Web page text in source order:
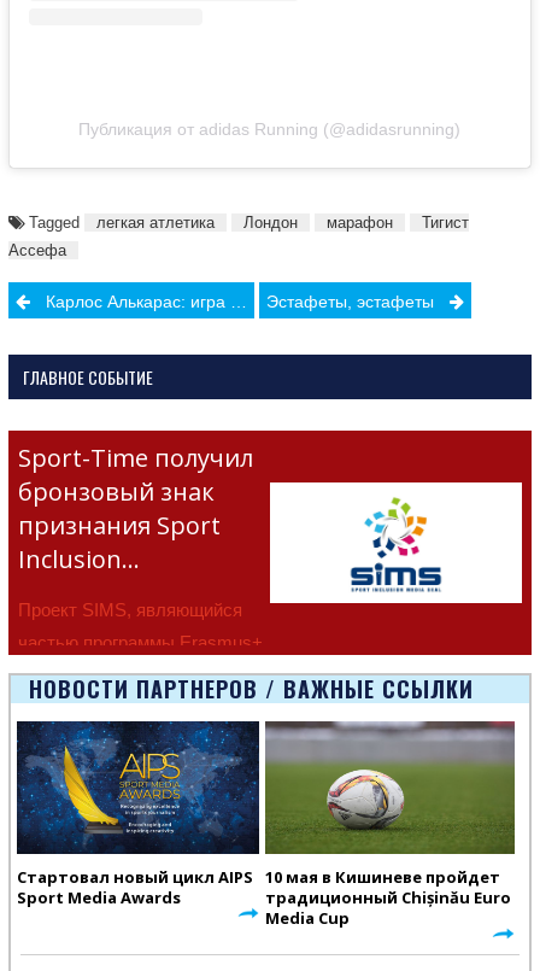
Публикация от adidas Running (@adidasrunning)
Tagged легкая атлетика Лондон марафон
Тигист
Ассефа
PostКарлос Алькарас: игра по-своему Эстафеты, эстафеты
ГЛАВНОЕ СОБЫТИЕ
Sport-Time получил
бронзовый знак
признания Sport
Inclusion…
Проект SIMS, являющийся
частью программы Erasmus+
Европейско
НОВОСТИ ПАРТНЕРОВ / ВАЖНЫЕ ССЫЛКИ
Стартовал новый цикл AIPS
Sport Media Awards
10 мая в Кишиневе пройдет
традиционный Chișinău Euro
Media Cup